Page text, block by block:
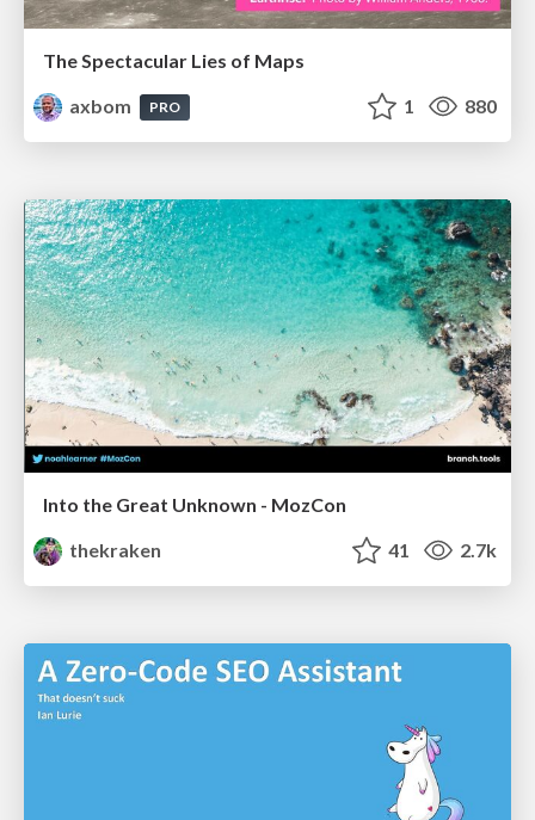
The Spectacular Lies of Maps
axbom
PRO 1 880
Into the Great Unknown - MozCon
thekraken
41 2.7k